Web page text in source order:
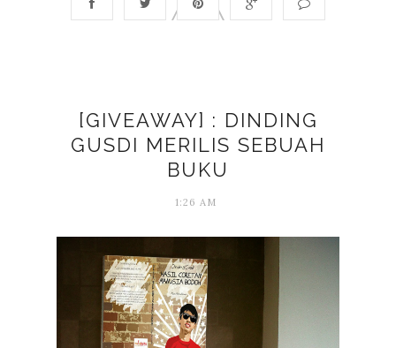
[GIVEAWAY] : DINDING
GUSDI MERILIS SEBUAH
BUKU
1:26 AM